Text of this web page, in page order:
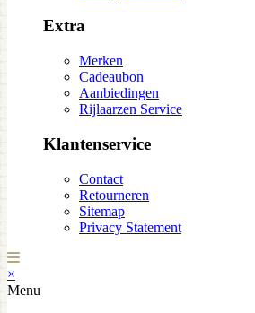
Extra
Merken
Cadeaubon
Aanbiedingen
Rijlaarzen Service
Klantenservice
Contact
Retourneren
Sitemap
Privacy Statement
×
Menu